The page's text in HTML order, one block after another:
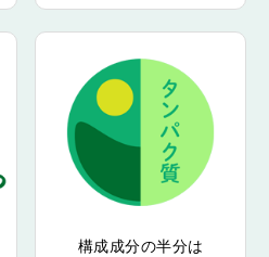
構成成分の半分は